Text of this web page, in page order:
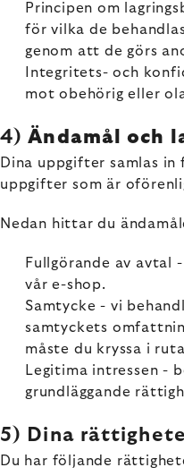
Principen om
för vilka de
genom att de görs
Integritets- och
mot obehörig eller
4)Ändamål och
Dina uppgifter samlas
uppgifter som är
Nedan hittar du
Fullgörande av
vår e-shop.
Samtycke - vi
samtyckets
måste du kryssa i
Legitima intressen -
grundläggande
5) Dina
Du har följande